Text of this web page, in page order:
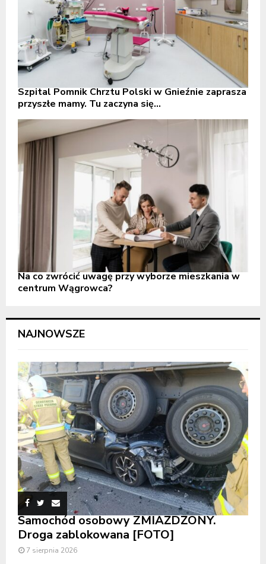
Szpital Pomnik Chrztu Polski w Gnieźnie zaprasza
przyszłe mamy. Tu zaczyna się...
Na co zwrócić uwagę przy wyborze mieszkania w
centrum Wągrowca?
NAJNOWSZE
Samochód osobowy ZMIAŻDŻONY.
Droga zablokowana [FOTO]
7 sierpnia 2026